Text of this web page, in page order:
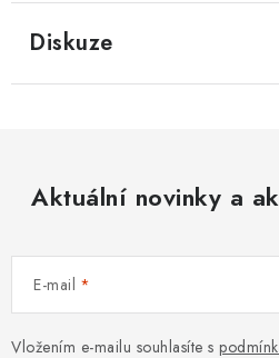
Diskuze
Aktuální novinky a
E-mail
Vložením e-mailu souhlasíte s